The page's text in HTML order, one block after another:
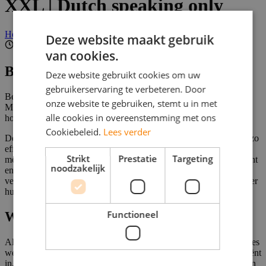
XXL | Dutch speaking only
Helaas, deze vacature is niet actief.
8 uur per week
Beschrijving
Benieuwd hoe goed deze vacature bij jou past? Solliciteer via
Morrow en beantwoord vervolgens een aantal vragen om te zien
hoe goed jij matcht met deze job!
De afdeling planning van Bouman Potter groep heeft als doel het zo
effectief mogelijk inplannen van o.a. De bezorgroutes. Als
medewerker planning houd je rekening met de wensen van de klant
en weet je tegelijkertijd de routes zo in te delen dat ze efficiënt
verlopen. Daarmee zorg je er meteen voor dat bezorgers met plezier
hun werk kunnen doen én op tijd thuis kunnen zijn!
Wat ga jij doen?
Als Medewerker Planning zorg jij ervoor dat onze bezorgers precies
weten waar ze aan toe zijn. Jij plant de bezorgroutes slim en efficiënt
in, met oog voor zowel de klant als de bezorger. Want een tevreden
Deze website maakt gebruik
van cookies.
Deze website gebruikt cookies om uw
gebruikerservaring te verbeteren. Door
onze website te gebruiken, stemt u in met
alle cookies in overeenstemming met ons
Cookiebeleid. Lees verder
Strikt
noodzakelijk
Prestatie Targeting
Functioneel